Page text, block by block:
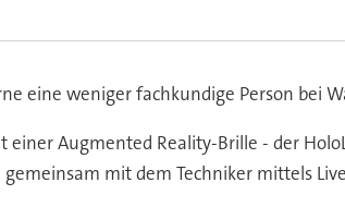
eine weniger fachkundige Person bei
einer Augmented Reality-Brille - der
mit dem Techniker mittels